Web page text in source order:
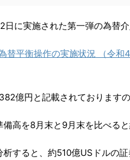
に実施された第一弾の為替介
替平衡操作の実施状況 （令和
億円と記載されております
高を8月末と9月末を比べる
すると、約510億USドルの